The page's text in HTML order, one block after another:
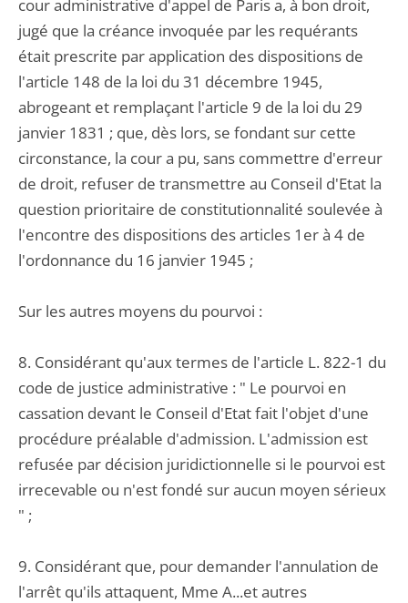
cour administrative d'appel de Paris a, à bon droit,
jugé que la créance invoquée par les requérants
était prescrite par application des dispositions de
l'article 148 de la loi du 31 décembre 1945,
abrogeant et remplaçant l'article 9 de la loi du 29
janvier 1831 ; que, dès lors, se fondant sur cette
circonstance, la cour a pu, sans commettre d'erreur
de droit, refuser de transmettre au Conseil d'Etat la
question prioritaire de constitutionnalité soulevée à
l'encontre des dispositions des articles 1er à 4 de
l'ordonnance du 16 janvier 1945 ;
Sur les autres moyens du pourvoi :
8. Considérant qu'aux termes de l'article L. 822-1 du
code de justice administrative : " Le pourvoi en
cassation devant le Conseil d'Etat fait l'objet d'une
procédure préalable d'admission. L'admission est
refusée par décision juridictionnelle si le pourvoi est
irrecevable ou n'est fondé sur aucun moyen sérieux
" ;
9. Considérant que, pour demander l'annulation de
l'arrêt qu'ils attaquent, Mme A...et autres